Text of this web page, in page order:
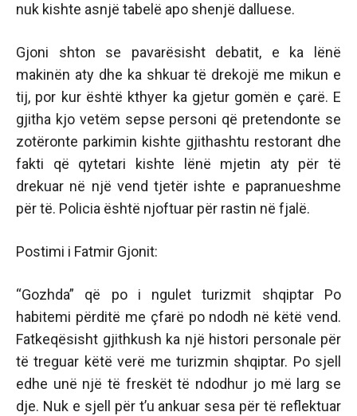
nuk kishte asnjë tabelë apo shenjë dalluese.
Gjoni shton se pavarësisht debatit, e ka lënë
makinën aty dhe ka shkuar të drekojë me mikun e
tij, por kur është kthyer ka gjetur gomën e çarë. E
gjitha kjo vetëm sepse personi që pretendonte se
zotëronte parkimin kishte gjithashtu restorant dhe
fakti që qytetari kishte lënë mjetin aty për të
drekuar në një vend tjetër ishte e papranueshme
për të. Policia është njoftuar për rastin në fjalë.
Postimi i Fatmir Gjonit:
“Gozhda” që po i ngulet turizmit shqiptar Po
habitemi përditë me çfarë po ndodh në këtë vend.
Fatkeqësisht gjithkush ka një histori personale për
të treguar këtë verë me turizmin shqiptar. Po sjell
edhe unë një të freskët të ndodhur jo më larg se
dje. Nuk e sjell për t’u ankuar sesa për të reflektuar